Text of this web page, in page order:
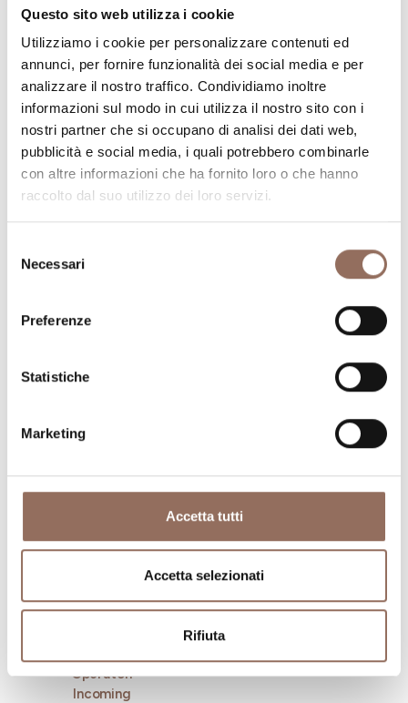
Questo sito web utilizza i cookie
Utilizziamo i cookie per personalizzare contenuti ed
annunci, per fornire funzionalità dei social media e per
analizzare il nostro traffico. Condividiamo inoltre
informazioni sul modo in cui utilizza il nostro sito con i
nostri partner che si occupano di analisi dei dati web,
pubblicità e social media, i quali potrebbero combinarle
con altre informazioni che ha fornito loro o che hanno
raccolto dal suo utilizzo dei loro servizi.
delNecessari
Preferenze
Statistiche
Marketing
Accetta tutti
Accetta selezionati
Rifiuta
Numero di appartamenti:
Numero di bagni:2
Numero letti:4
La tua vacanza
Pianifica dove dormire, dove mangiare, cosa fare e
visitare in ogni angolo di Langhe Monferrato Roero, con
Dove dormire Dove mangiare
Operatori
Incoming